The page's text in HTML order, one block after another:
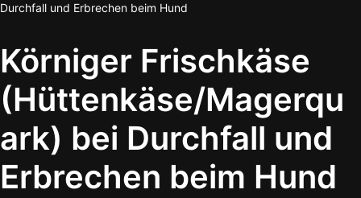
Durchfall und Erbrechen beim Hund
Körniger Frischkäse
(Hüttenkäse/Magerqu
ark) bei Durchfall und
Erbrechen beim Hund